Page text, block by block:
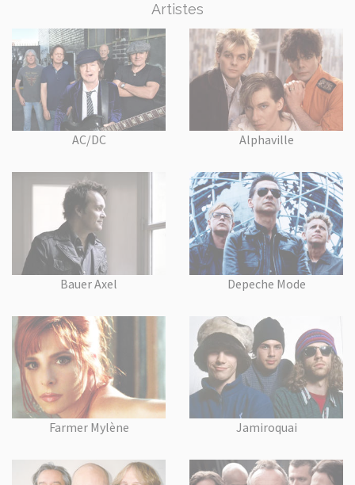
Artistes
AC/DC Alphaville
Bauer Axel Depeche Mode
Farmer Mylène Jamiroquai